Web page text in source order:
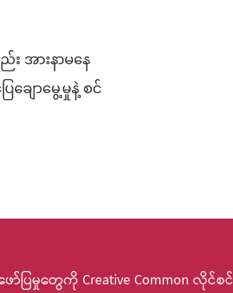
အားနာမနေ
ချောမွေ့မှုနဲ့ စင်
တွေကို Creative Common လိုင်စင်